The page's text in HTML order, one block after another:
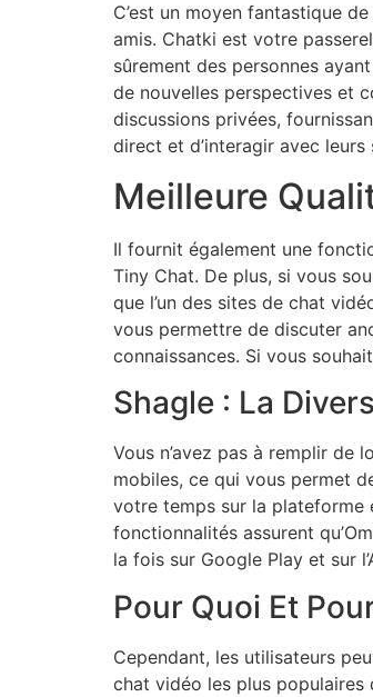
C’est un moyen fantastique
amis. Chatki est votre
sûrement des personnes
de nouvelles perspectives et
discussions privées,
direct et d’interagir avec
Meilleure
Il fournit également une
Tiny Chat. De plus, si vous
que l’un des sites de chat
vous permettre de discuter
connaissances. Si vous
Shagle : La
Vous n’avez pas à remplir de
mobiles, ce qui vous permet
votre temps sur la plateforme
fonctionnalités assurent
la fois sur Google Play et sur
Pour Quoi Et
Cependant, les utilisateurs
chat vidéo les plus populaires